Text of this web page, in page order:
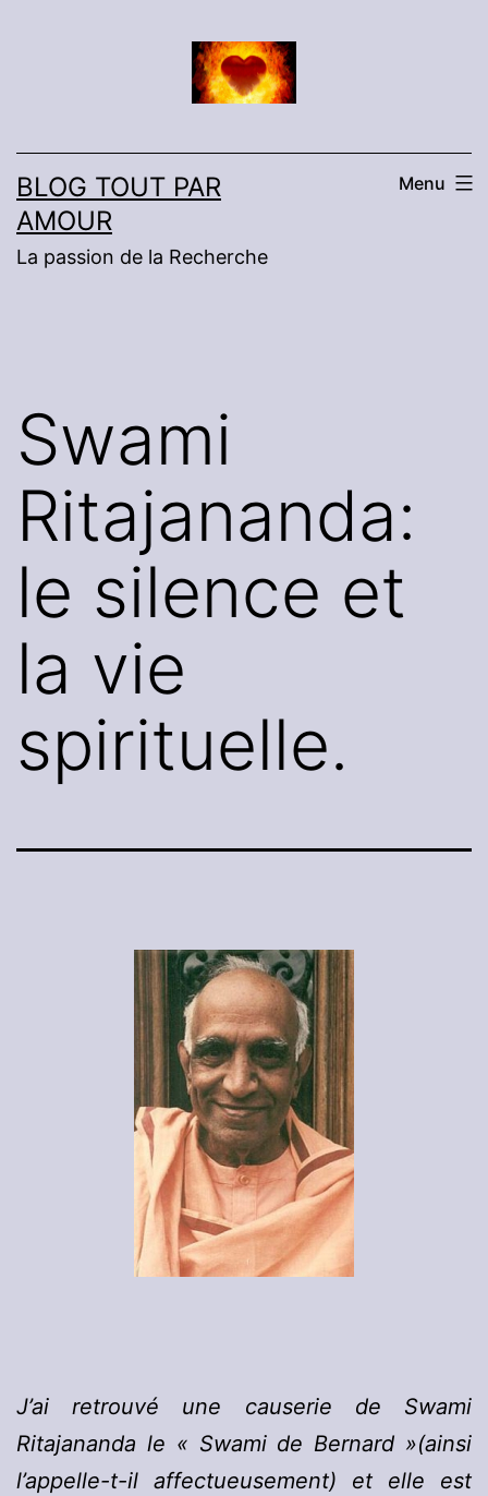
BLOG TOUT PAR
AMOUR
La passion de la Recherche
Menu
Swami
Ritajananda:
le silence et
la vie
spirituelle.
J’ai retrouvé une causerie de Swami
Ritajananda le « Swami de Bernard »(ainsi
l’appelle-t-il affectueusement) et elle est